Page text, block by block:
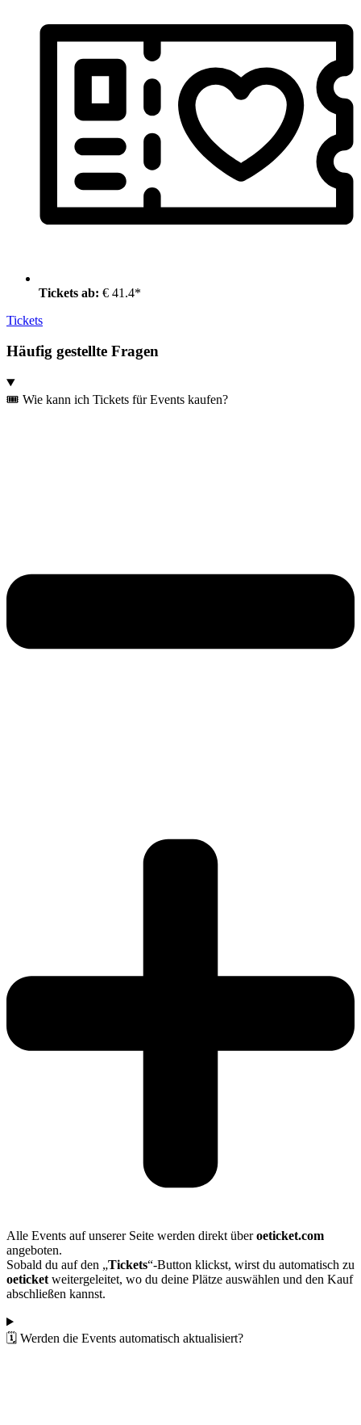
Tickets ab: € 41.4*
Tickets
Häufig gestellte Fragen
🎟️ Wie kann ich Tickets für Events kaufen?
Alle Events auf unserer Seite werden direkt überoeticket.com
angeboten.
Sobald du auf den „Tickets“-Button klickst, wirst du automatisch zu
oeticketweitergeleitet, wo du deine Plätze auswählen und den Kauf
abschließen kannst.
🗓️ Werden die Events automatisch aktualisiert?